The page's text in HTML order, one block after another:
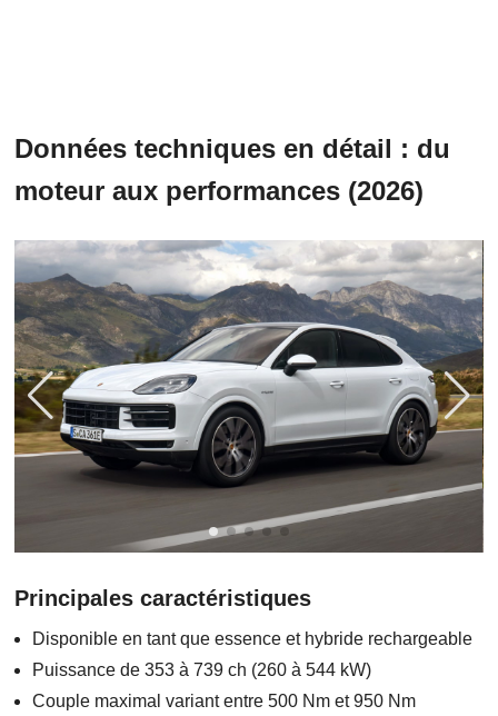
Données techniques en détail : du
moteur aux performances (2026)
Principales caractéristiques
Disponible en tant que essence et hybride rechargeable
Puissance de 353 à 739 ch (260 à 544 kW)
Couple maximal variant entre 500 Nm et 950 Nm